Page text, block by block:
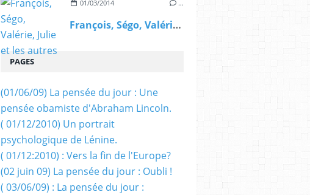
01/03/2014 …
François, Ségo, Valérie, Julie et les autres
PAGES
(01/06/09) La pensée du jour : Une
pensée obamiste d'Abraham Lincoln.
( 01/12/2010) Un portrait
psychologique de Lénine.
( 01/12:2010) : Vers la fin de l'Europe?
(02 juin 09) La pensée du jour : Oubli !
( 03/06/09) : La pensée du jour :